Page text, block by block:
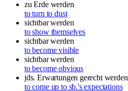
zu Erde werden
to turn to dust
sichtbar werden
to show themselves
sichtbar werden
to become visible
sichtbar werden
to become obvious
jds. Erwartungen gerecht werden
to come up to sb.'s expectations